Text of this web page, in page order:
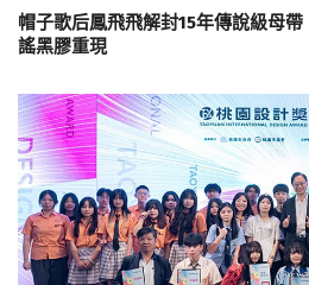
帽子歌后鳳飛飛解封15年傳說級母
謠黑膠重現